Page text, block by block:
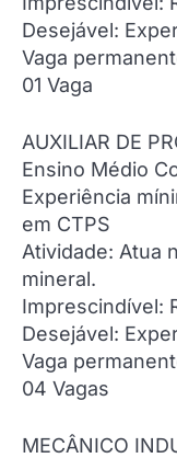
Desejável:
Vaga
01 Vaga
AUXILIAR DE
Ensino Médio
Experiência
em CTPS
Atividade: Atua
mineral.
Imprescindível:
Desejável:
Vaga
04 Vagas
MECÂNICO